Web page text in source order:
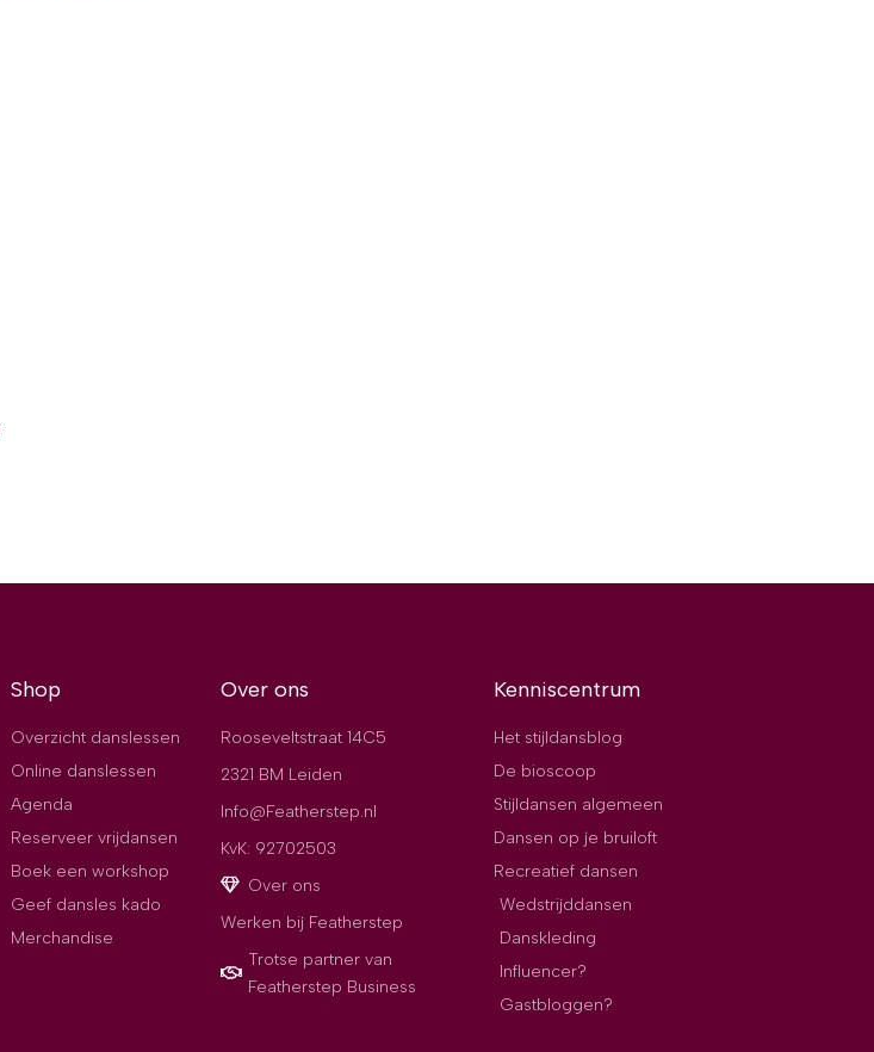
Shop
Overzicht danslessen
Online danslessen
Agenda
Reserveer vrijdansen
Boek een workshop
Geef dansles kado
Merchandise
Over ons
Rooseveltstraat 14C5
2321 BM Leiden
Info@Featherstep.nl
KvK: 92702503
Over ons
Werken bij Featherstep
Trotse partner van
Featherstep Business
Kenniscentrum
Het stijldansblog
De bioscoop
Stijldansen algemeen
Dansen op je bruiloft
Recreatief dansen
Wedstrijddansen
Danskleding
Influencer?
Gastbloggen?